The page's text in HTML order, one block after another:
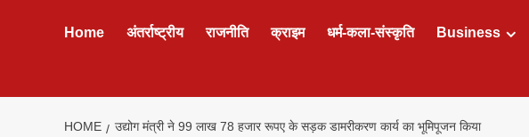
Home अंतर्राष्ट्रीय राजनीति क्राइम धर्म-कला-संस्कृति Business
HOME उद्योग मंत्री ने 99 लाख 78 हजार रूपए के सड़क डामरीकरण कार्य का भूमिपूजन किया